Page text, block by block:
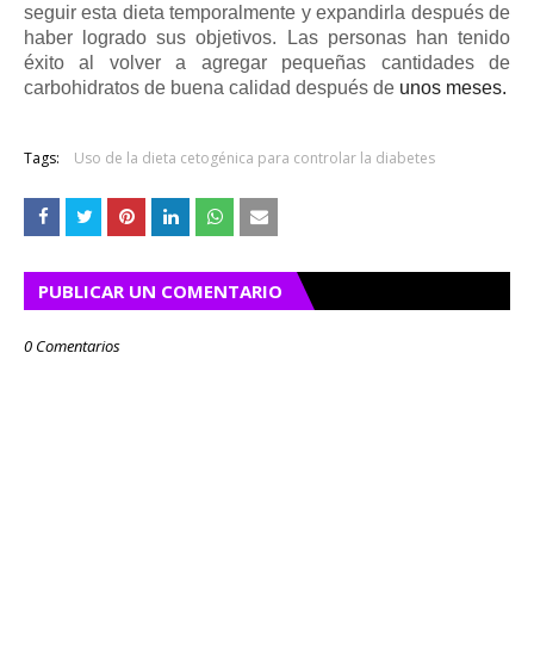
seguir esta dieta temporalmente y expandirla después de
haber logrado sus objetivos.
Las personas han tenido
éxito al volver a agregar pequeñas cantidades de
carbohidratos de buena calidad después de unos meses.
Tags: Uso de la dieta cetogénica para controlar la diabetes
PUBLICAR UN COMENTARIO
0 Comentarios